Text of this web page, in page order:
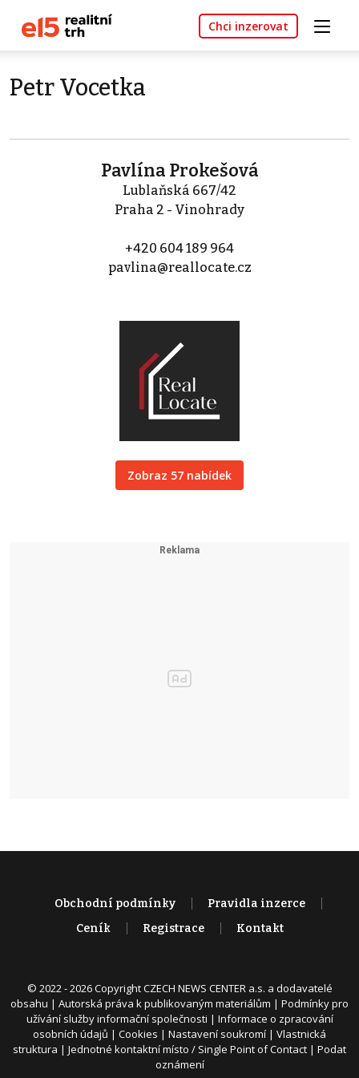
Chci inzerovat
Petr Vocetka
Pavlína Prokešová
Lublaňská 667/42
Praha 2 - Vinohrady
+420 604 189 964
pavlina@reallocate.cz
Zobraz 57 nabídek
Obchodní podmínky
Pravidla inzerce
Ceník
Registrace Kontakt
© 2022 - 2026 Copyright CZECH NEWS CENTER a.s. a dodavatelé
obsahu | Autorská práva k publikovaným materiálům | Podmínky pro
užívání služby informační společnosti | Informace o zpracování
osobních údajů | Cookies | Nastavení soukromí | Vlastnická
struktura | Jednotné kontaktní místo / Single Point of Contact | Podat
oznámení